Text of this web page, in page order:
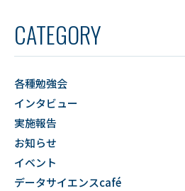
CATEGORY
各種勉強会
インタビュー
実施報告
お知らせ
イベント
データサイエンスcafé